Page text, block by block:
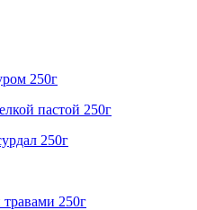
250г
пастой 250г
250г
250г